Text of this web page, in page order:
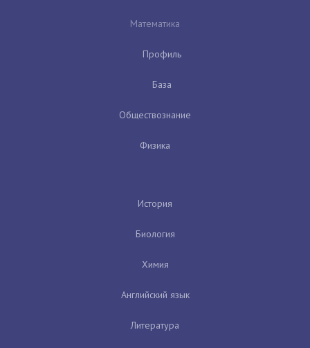
Математика
Профиль
База
Обществознание
Физика
История
Биология
Химия
Английский язык
Литература